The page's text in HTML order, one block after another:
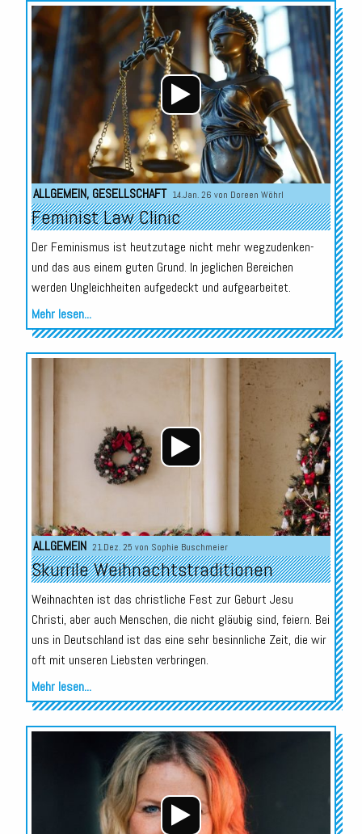
Audio-
Player
ALLGEMEIN, GESELLSCHAFT 14.Jan. 26 von Doreen Wöhrl
Feminist Law Clinic
Der Feminismus ist heutzutage nicht mehr wegzudenken-
und das aus einem guten Grund. In jeglichen Bereichen
werden Ungleichheiten aufgedeckt und aufgearbeitet.
Mehr lesen...
Audio-
Player
ALLGEMEIN 21.Dez. 25 von Sophie Buschmeier
Skurrile Weihnachtstraditionen
Weihnachten ist das christliche Fest zur Geburt Jesu
Christi, aber auch Menschen, die nicht gläubig sind, feiern. Bei
uns in Deutschland ist das eine sehr besinnliche Zeit, die wir
oft mit unseren Liebsten verbringen.
Mehr lesen...
Audio-
Player